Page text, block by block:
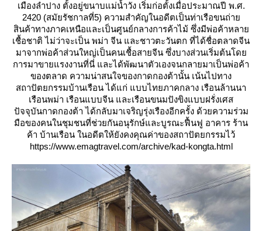
เมืองลำปาง ตั้งอยู่ขนาบแม่น้ำวัง เริ่มก่อตั้งเมื่อประมาณปี พ.ศ.
2420 (สมัยรัชกาลที่5) ความสำคัญในอดีตเป็นท่าเรือขนถ่า
สินค้าทางภาคเหนือและเป็นศูนย์กลางการค้าไม้ ซึ่งมีพ่อค้าหลา
เชื้อชาติ ไม่ว่าจะเป็น พม่า จีน และชาวตะวันตก ที่ได้ชื่อตลาดจีน
มาจากพ่อค้าส่วนใหญ่เป็นคนเชื้อสายจีน ซึ่งบางส่วนเริ่มต้นโด
การมาขายแรงงานที่นี่ และได้พัฒนาตัวเองจนกลายมาเป็นพ่อค้า
ของตลาด ความน่าสนใจของกาดกองต้านั้น เน้นไปทาง
สถาปัตยกรรมบ้านเรือน ได้แก่ แบบไทยภาคกลาง เรือนล้านนา
เรือนพม่า เรือนแบบจีน และเรือนขนมปังขิงแบบฝรั่งเศส
ปัจจุบันกาดกองต้า ได้กลับมาเจริญรุ่งเรืองอีกครั้ง ด้วยความร่วม
มือของคนในชุมชนที่ช่วยกันอนุรักษ์และบูรณะฟื้นฟู อาคาร ร้าน
ค้า บ้านเรือน ในอดีตให้ยังคงคุณค่าของสถาปัตยกรรมไว้
https://www.emagtravel.com/archive/kad-kongta.html